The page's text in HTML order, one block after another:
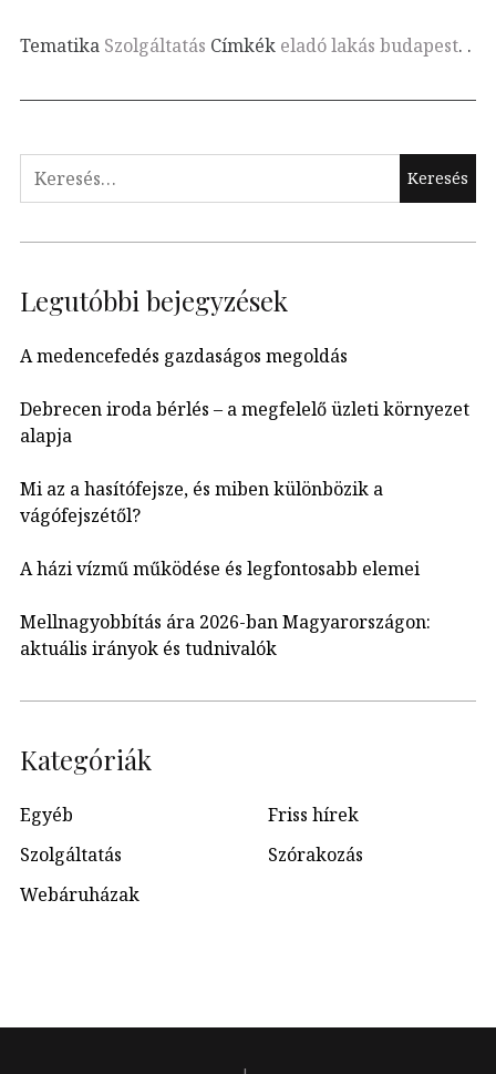
Tematika Szolgáltatás Címkék eladó lakás budapest. .
Keresés:
Legutóbbi bejegyzések
A medencefedés gazdaságos megoldás
Debrecen iroda bérlés – a megfelelő üzleti környezet
alapja
Mi az a hasítófejsze, és miben különbözik a
vágófejszétől?
A házi vízmű működése és legfontosabb elemei
Mellnagyobbítás ára 2026-ban Magyarországon:
aktuális irányok és tudnivalók
Kategóriák
Egyéb
Friss hírek
Szolgáltatás
Szórakozás
Webáruházak